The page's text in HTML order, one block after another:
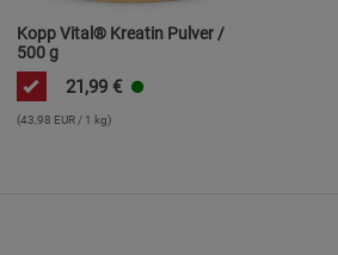
Kopp Vital® Kreatin Pulver /
500 g
21,99 €
(43,98 EUR / 1 kg)
(2)
Cookies
Informationen